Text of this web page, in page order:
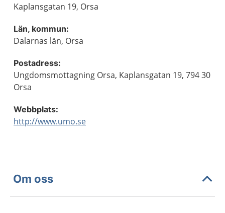
Kaplansgatan 19, Orsa
Län, kommun:
Dalarnas län, Orsa
Postadress:
Ungdomsmottagning Orsa, Kaplansgatan 19, 794 30
Orsa
Webbplats:
http://www.umo.se
Om oss